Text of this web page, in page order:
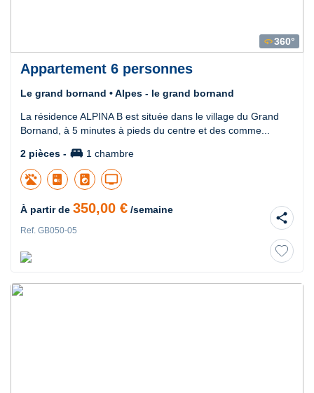
360360°
Appartement 6 personnes
Le grand bornand • Alpes - le grand bornand
La résidence ALPINA B est située dans le village du Grand
Bornand, à 5 minutes à pieds du centre et des comme...
2 pièces - king_bed 1 chambre
local_laundry_service tv
À partir de 350,00 € /semaine
Ref. GB050-05
share